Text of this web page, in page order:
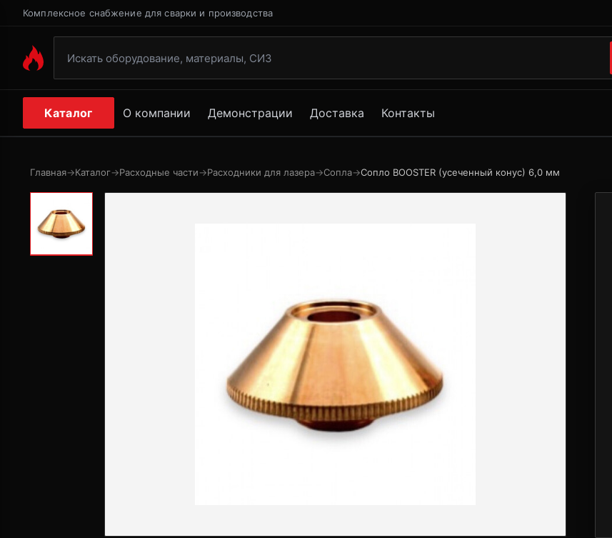
Комплексное снабжение для сварки и производства
Каталог О компании Демонстрации Доставка Контакты
Главная→Каталог→Расходные части→Расходники для лазера→Сопла→Сопло BOOSTER (усеченный конус) 6,0 мм